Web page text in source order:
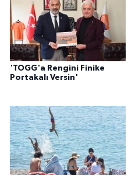
'TOGG'a Rengini Finike
Portakalı Versin'